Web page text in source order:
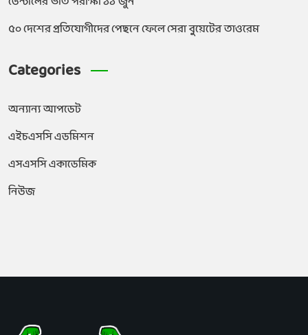
৫০ দেশের প্রতিযোগীদের পেছনে ফেলে সেরা বুয়েটের তাওরেম
Categories
অন্যান্য আপডেট
এইচএসসি এডমিশন
এসএসসি একাডেমিক
নিউজ